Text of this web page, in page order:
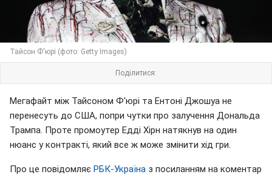
Тайсон Ф'юрі (фото: Getty Images)
Поділитися:
Мегафайт між Тайсоном Ф'юрі та Ентоні Джошуа не
перенесуть до США, попри чутки про залучення Дональда
Трампа. Проте промоутер Едді Хірн натякнув на один
нюанс у контракті, який все ж може змінити хід гри.
Про це повідомляє РБК-Україна з посиланням на коментар